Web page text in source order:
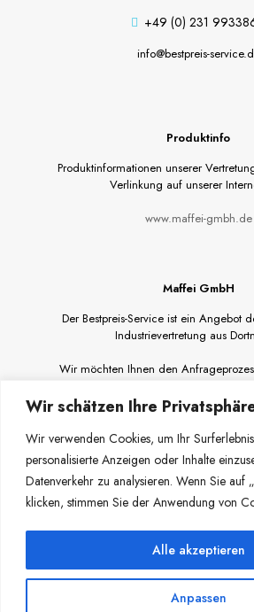
Wir schätzen Ihre
Wir verwenden Cookies, um Ihr
personalisierte Anzeigen oder Inhalte
Datenverkehr zu analysieren. Wenn Sie auf
klicken, stimmen Sie der Anwendung von
Anpassen
Alle akzeptieren
+49 (0) 231
info@bestpreis-
Produktinfo
Produktinformationen unserer
Verlinkung auf unserer
www.maffei-gmbh.de
Maffei GmbH
Der Bestpreis-Service ist ein Angebot
Industrievertretung aus
Wir möchten Ihnen den
ermöglichen.
Angebot anfordern
© 2023 Maffei GmbH - Alle
Haftungsausschluss